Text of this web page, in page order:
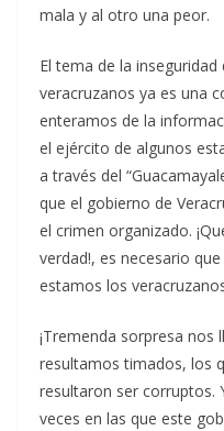
mala y al otro una peor.
El tema de la
veracruzanos ya es una
enteramos de la
el ejército de algunos
a través del
que el gobierno de
el crimen organizado.
verdad!, es necesario
estamos los
¡Tremenda sorpresa nos
resultamos timados, los
resultaron ser corruptos.
veces en las que este